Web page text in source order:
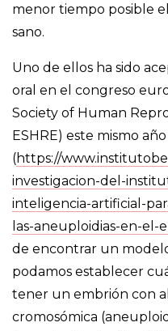
menor tiempo posible
sano.
Uno de ellos ha sido
oral en el congreso
Society of Human
ESHRE) este mismo año
(https://
investigacion-del-
inteligencia-artificial-
las-aneuploidias-en-el-
de encontrar un
podamos establecer
tener un embrión con
cromosómica